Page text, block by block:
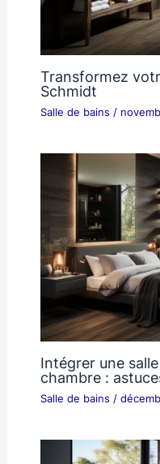
Transformez
Schmidt
Salle de bains /
Intégrer une
chambre :
Salle de bains /